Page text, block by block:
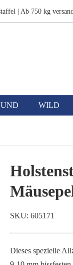
| Ab 750 kg
WILD
Dieses spezielle
SKU 605171